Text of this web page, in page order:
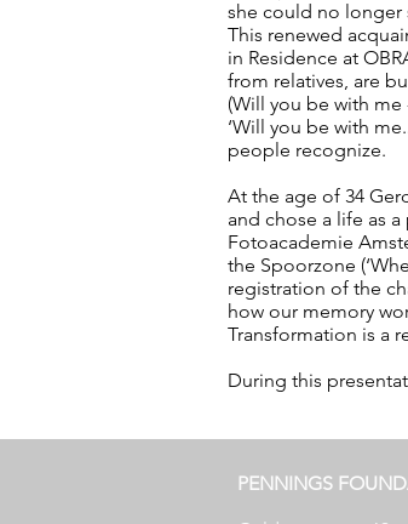
she could no longer
This renewed
in Residence at
from relatives, are
(Will you be with
‘Will you be with
people recognize.
At the age of 34
and chose a life as
Fotoacademie
the Spoorzone
registration of the
how our memory
Transformation is a
During this
PENNINGS